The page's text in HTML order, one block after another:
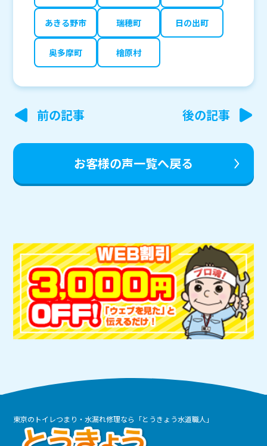
あきる野市 瑞穂町 日の出町
奥多摩町 檜原村
投
ナ
ビ
シ
ョ
ン
前の記事 後の記事
お客様の声一覧へ戻る
東京のトイレつまり・水漏れ修理なら「とうきょう水道職人」